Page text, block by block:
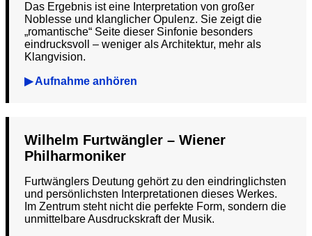
Das Ergebnis ist eine Interpretation von großer
Noblesse und klanglicher Opulenz. Sie zeigt die
„romantische“ Seite dieser Sinfonie besonders
eindrucksvoll – weniger als Architektur, mehr als
Klangvision.
▶ Aufnahme anhören
Wilhelm Furtwängler – Wiener
Philharmoniker
Furtwänglers Deutung gehört zu den eindringlichsten
und persönlichsten Interpretationen dieses Werkes.
Im Zentrum steht nicht die perfekte Form, sondern die
unmittelbare Ausdruckskraft der Musik.